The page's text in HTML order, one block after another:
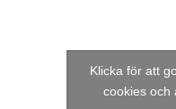
Klicka för att
cookies och